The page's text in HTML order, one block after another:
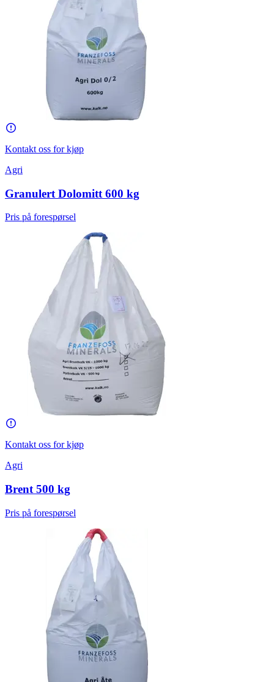
Kontakt oss for kjøp
Agri
Granulert Dolomitt 600 kg
Pris på forespørsel
Kontakt oss for kjøp
Agri
Brent 500 kg
Pris på forespørsel